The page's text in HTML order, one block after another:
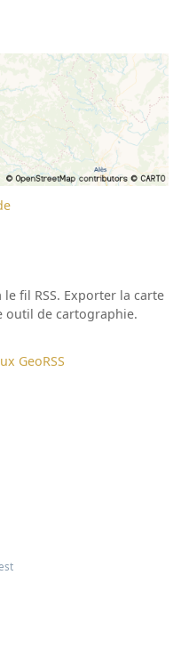
fil RSS. Exporter la carte
outil de cartographie.
GeoRSS